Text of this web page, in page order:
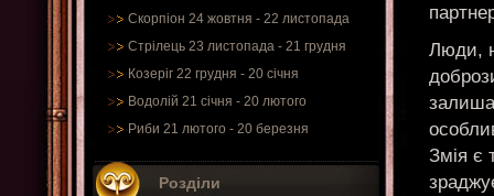
Скорпіон 24 жовтня - 22 листопада
Стрілець 23 листопада - 21 грудня
Козеріг 22 грудня - 20 січня
Водолій 21 січня - 20 лютого
Риби 21 лютого - 20 березня
Розділи
Люди,
Змія є